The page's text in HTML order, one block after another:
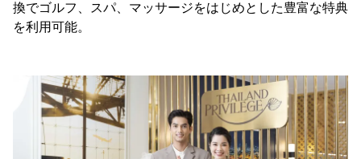
換でゴルフ、スパ、マッサージをはじめとした豊富な特典
を利用可能。